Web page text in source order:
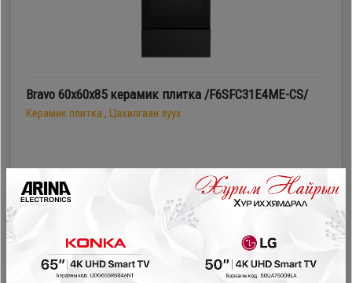
Bravo 60х60х85 керамик плитка /F6SFC31E4ME-CS/
Керамик плитка , Цахилгаан зуух
1,199,900₮
959,900₮
- 130,000₮